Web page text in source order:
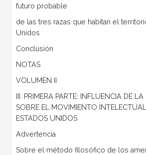
futuro probable
de las tres razas que habitan el
Unidos
Conclusión
NOTAS
VOLUMEN II
III. PRIMERA PARTE: INFLUENCIA DE
SOBRE EL MOVIMIENTO
ESTADOS UNIDOS
Advertencia
Sobre el método filosófico de los